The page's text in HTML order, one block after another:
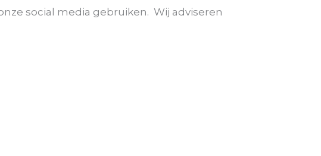
social media gebruiken. Wij adviseren